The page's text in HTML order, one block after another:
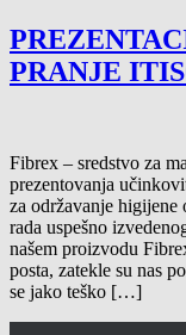
PRANJE
Fibrex – sredstvo za
prezentovanja
za održavanje higijene
rada uspešno
našem proizvodu
posta, zatekle su nas
se jako teško […]